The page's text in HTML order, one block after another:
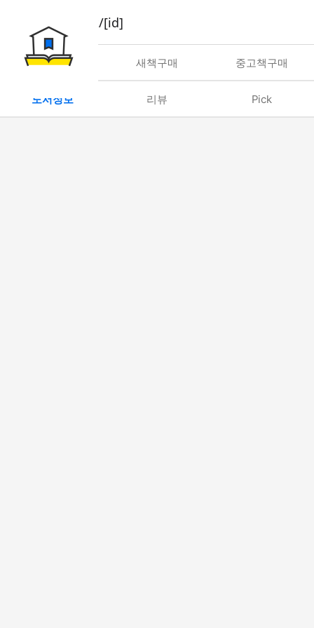
book/rent/[id]
대여 새책구매 중고책구매
도서정보 리뷰 Pick